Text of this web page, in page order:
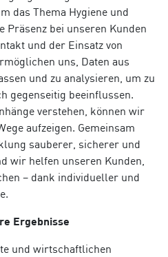
das Thema Hygiene und
Präsenz bei unseren Kunden
und der Einsatz von
uns, Daten aus
und zu analysieren, um zu
gegenseitig beeinflussen.
verstehen, können wir
aufzeigen. Gemeinsam
sauberer, sicherer und
wir helfen unseren Kunden,
– dank individueller und
Ergebnisse
und wirtschaftlichen